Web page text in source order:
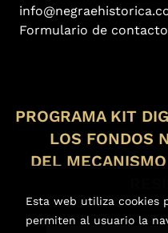
Formulario de contacto
PROGRAMA KIT
LOS FONDOS
DEL
Esta web utiliza cookies
permiten al usuario la